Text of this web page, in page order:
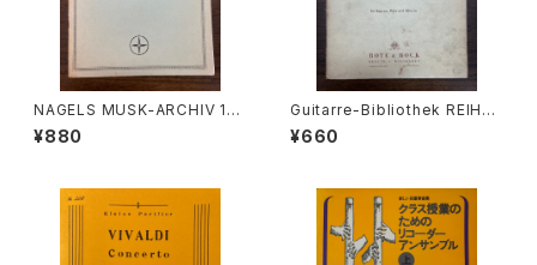
NAGELS MUSK-ARCHIV 131
TRIO F-DUR für Altblockfl
öte, Viola da gamba und B
AGELS VERLAG KASSEL
¥880
Guitarre-Bibliothek REIHE
Ⅳ KAMMEMUSIK MIT GITA
RRE Nr.47 Nell dolce dell'o
g Friedrich Händel】出版社：
BOTE&BOCK BERLIN・WIES
BADEN 1958年
¥660